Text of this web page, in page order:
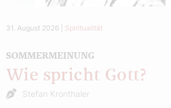
31. August 2026 Spiritualität
SOMMERMEINUNG
Wie spricht Gott?
Stefan Kronthaler